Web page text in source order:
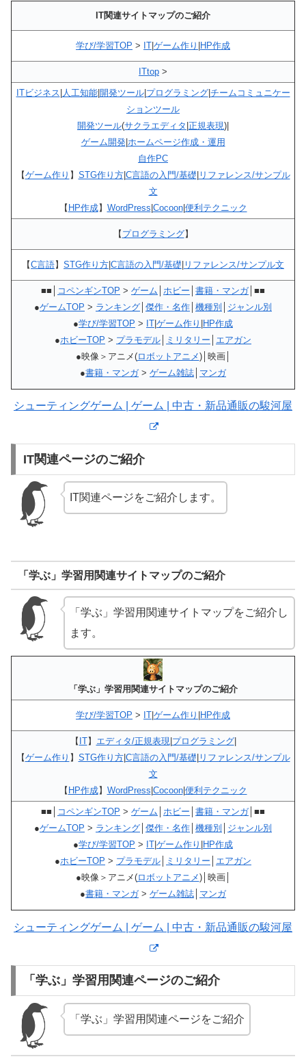
IT関連サイトマップのご紹介
学び/学習TOP > IT ゲーム作り HP作成
ITtop >
ITビジネス 人工知能| 開発ツール| プログラミング| チームコミュニケー
ションツール
開発ツール(サクラエディタ 正規表現)|
ゲーム開発| ホームページ作成・運用
自作PC
【ゲーム作り 】 STG作り方| C言語の入門/基礎 リファレンス/サンプル
文
【 HP作成】 WordPress Cocoon| 便利テクニック
【 プログラミング】
【C言語】 STG作り方 C言語の入門/基礎 リファレンス/サンプル文
■■│ コペンギンTOP > ゲーム ホビー 書籍・マンガ│■■
●ゲームTOP > ランキング 傑作・名作 機種別
ジャンル別
●学び/学習TOP > IT ゲーム作り HP作成
●ホビーTOP > プラモデル ミリタリー
エアガン
●映像＞アニメ(ロボットアニメ)│映画│
●書籍・マンガ> ゲーム雑誌 マンガ
シューティングゲーム | ゲーム | 中古・新品通販の駿河屋
IT関連ページのご紹介
IT関連ページをご紹介します。
「学ぶ」学習用関連サイトマップのご紹介
「学ぶ」学習用関連サイトマップをご紹介し
ます。
「学ぶ」学習用関連サイトマップのご紹介
学び/学習TOP > IT ゲーム作り HP作成
【 IT】 エディタ/正規表現| プログラミング|
【ゲーム作り 】 STG作り方| C言語の入門/基礎 リファレンス/サンプル
文
【 HP作成】 WordPress Cocoon| 便利テクニック
■■│ コペンギンTOP > ゲーム ホビー 書籍・マンガ│■■
●ゲームTOP > ランキング 傑作・名作 機種別
ジャンル別
●学び/学習TOP > IT ゲーム作り HP作成
●ホビーTOP > プラモデル ミリタリー
エアガン
●映像＞アニメ(ロボットアニメ)│映画│
●書籍・マンガ> ゲーム雑誌 マンガ
シューティングゲーム | ゲーム | 中古・新品通販の駿河屋
「学ぶ」学習用関連ページのご紹介
「学ぶ」学習用関連ページをご紹介